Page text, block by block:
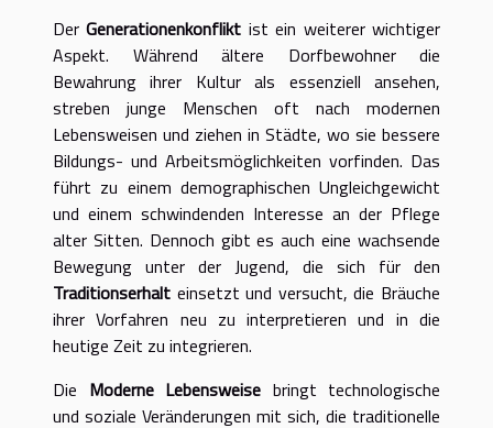
DerGenerationenkonflikt ist ein weiterer wichtiger
Aspekt. Während ältere Dorfbewohner die
Bewahrung ihrer Kultur als essenziell ansehen,
streben junge Menschen oft nach modernen
Lebensweisen und ziehen in Städte, wo sie bessere
Bildungs- und Arbeitsmöglichkeiten vorfinden. Das
führt zu einem demographischen Ungleichgewicht
und einem schwindenden Interesse an der Pflege
alter Sitten. Dennoch gibt es auch eine wachsende
Bewegung unter der Jugend, die sich für den
Traditionserhalt einsetzt und versucht, die Bräuche
ihrer Vorfahren neu zu interpretieren und in die
heutige Zeit zu integrieren.
Die Moderne Lebensweise bringt technologische
und soziale Veränderungen mit sich, die traditionelle